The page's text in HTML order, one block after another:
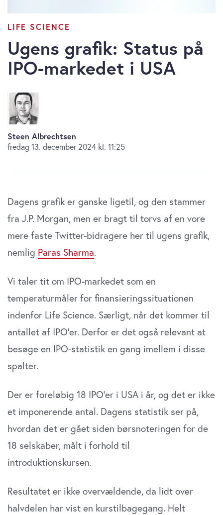
LIFE SCIENCE
Ugens grafik: Status på
IPO-markedet i USA
Steen Albrechtsen
fredag 13. december 2024 kl. 11:25
Dagens grafik er ganske ligetil, og den stammer
fra J.P. Morgan, men er bragt til torvs af en vore
mere faste Twitter-bidragere her til ugens grafik,
nemlig Paras Sharma.
Vi taler tit om IPO-markedet som en
temperaturmåler for finansieringssituationen
indenfor Life Science. Særligt, når det kommer til
antallet af IPO’er. Derfor er det også relevant at
besøge en IPO-statistik en gang imellem i disse
spalter.
Der er foreløbig 18 IPO’er i USA i år, og det er ikke
et imponerende antal. Dagens statistik ser på,
hvordan det er gået siden børsnoteringen for de
18 selskaber, målt i forhold til
introduktionskursen.
Resultatet er ikke overvældende, da lidt over
halvdelen har vist en kurstilbagegang. Helt